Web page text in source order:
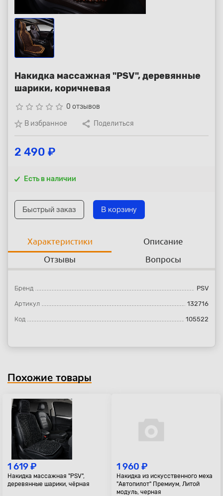
+7 (800) 250-15-01
Накидка массажная "PSV", деревянные
шарики, коричневая
star_border star_border star_border star_border star_border 0 отзывов
В избранное
Поделиться
2 490 ₽
Есть в наличии
Быстрый заказ В корзину
Характеристики
Описание
Отзывы
Вопросы
Бренд PSV
Артикул 132716
Код 105522
Похожие товары
1 619 ₽
Накидка массажная "PSV",
деревянные шарики, чёрная
1 960 ₽
Накидка из искусственного меха
"Автопилот" Премиум, Литой
модуль, черная